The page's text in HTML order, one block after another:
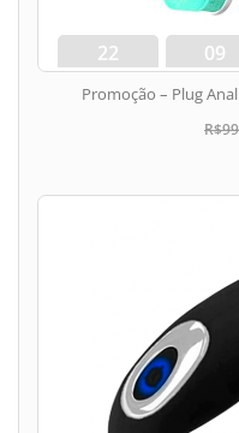
22
dias
09
hora
Promoção – Plug